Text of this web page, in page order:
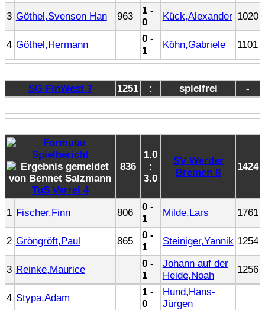
3 Göthel,Svenson Han 963
1 -
0
Kück,Alexander 1020
4 Göthel,Hermann
0 -
1
Köhn,Gabriele 1101
SG FinWest 7 1251 : spielfrei -
TuS Varrel 4
836
1.0
:
3.0
SV Werder
Bremen 8
1424
1 Fischer,Finn 806
0 -
1
Milde,Lars 1761
2 Gröngröft,Paul 865
0 -
1
Steiniger,Yannik 1254
3 Reinke,Maurice
0 -
1
Johann auf der
Heide,Noah
1256
4 Stypa,Adam
1 -
0
Hund,Hans-
Jürgen